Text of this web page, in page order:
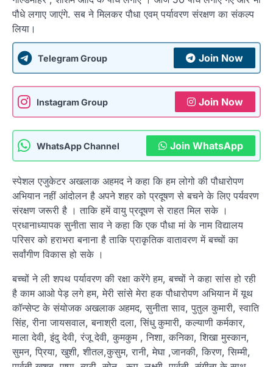
पौधे लगाए जाएंगे. सब ने मिलकर पौधा एवम् पर्यावरण संरक्षण का संकल्प
लिया।
Telegram Group Join Now
Instagram Group Join Now
WhatsApp Channel Join WhatsApp
स्पेशल एजुकेटर अखलाक अहमद ने कहा कि हम लोगो की पौधारोपण
अभियान नहीं आंदोलन है अपने शहर को प्रदूषण से बचने के लिए पर्यवरण
संरक्षण जरूरी है । ताकि हमें वायु प्रदूषण से राहत मिल सके ।
प्रधानाध्यापक सुनीता साव ने कहा कि एक पौधा मां के नाम विद्यालय
परिसर को हराभरा बनाना है ताकि प्राकृतिक वातावरण में बच्चों का
सर्वांगीण विकास हो सके ।
बच्चों ने ली शपथ पर्यावरण की रक्षा करेंगे हम, बच्चों ने कहा सांस हो रही
है काम आओ पेड़ लगे हम, मेरी सांसे मेरा हक पौधारोपण अभियान में यूथ
कॉन्सेप्ट के संयोजक अखलाक अहमद, सुनीता साव, पुतुल कुमारी, स्वाति
सिंह, रीना जायसवाल, बनाश्री दला, सिंधु कुमारी, कल्याणी कर्मकार,
माला देवी, इंदु देवी, रंजू देवी, कुमकुम , निशा, कनिका, शिखा मुस्कान,
सुमन, प्रिया, खुशी, शीतल,कुसुम, रानी, मेघा ,जानकी, किरण, सिम्मी,